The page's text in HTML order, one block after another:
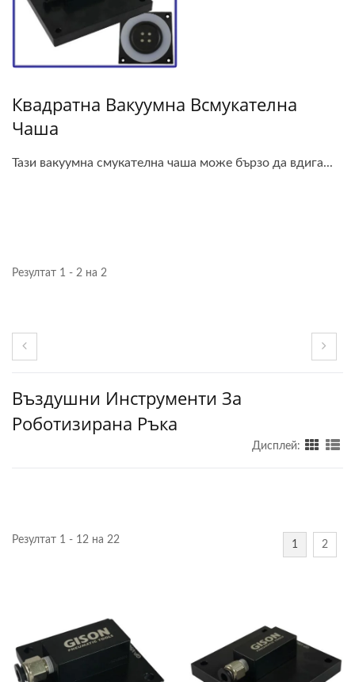
Квадратна Вакуумна Всмукателна
Чаша
Тази вакуумна смукателна чаша може бързо да вдига...
Резултат 1 - 2 на 2
Въздушни Инструменти За
Роботизирана Ръка
Дисплей:
Резултат 1 - 12 на 22 1 2